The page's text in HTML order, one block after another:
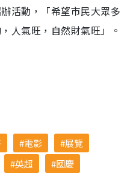
活動，「希望市民大眾多
人氣旺，自然財氣旺」。
電影
展覽
英超
國慶